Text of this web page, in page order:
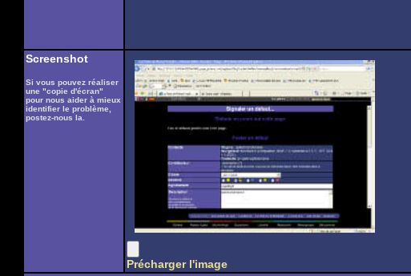
Screenshot
Si vous pouvez réaliser
une "copie d'écran"
pour nous aider à mieux
identifier le problème,
postez-nous la.
Précharger l'image